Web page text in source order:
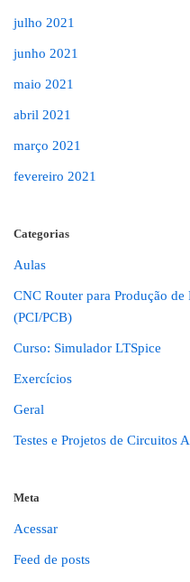
julho 2021
junho 2021
maio 2021
abril 2021
março 2021
fevereiro 2021
Categorias
Aulas
CNC Router para Produção
(PCI/PCB)
Curso: Simulador LTSpice
Exercícios
Geral
Testes e Projetos de Circuitos
Meta
Acessar
Feed de posts